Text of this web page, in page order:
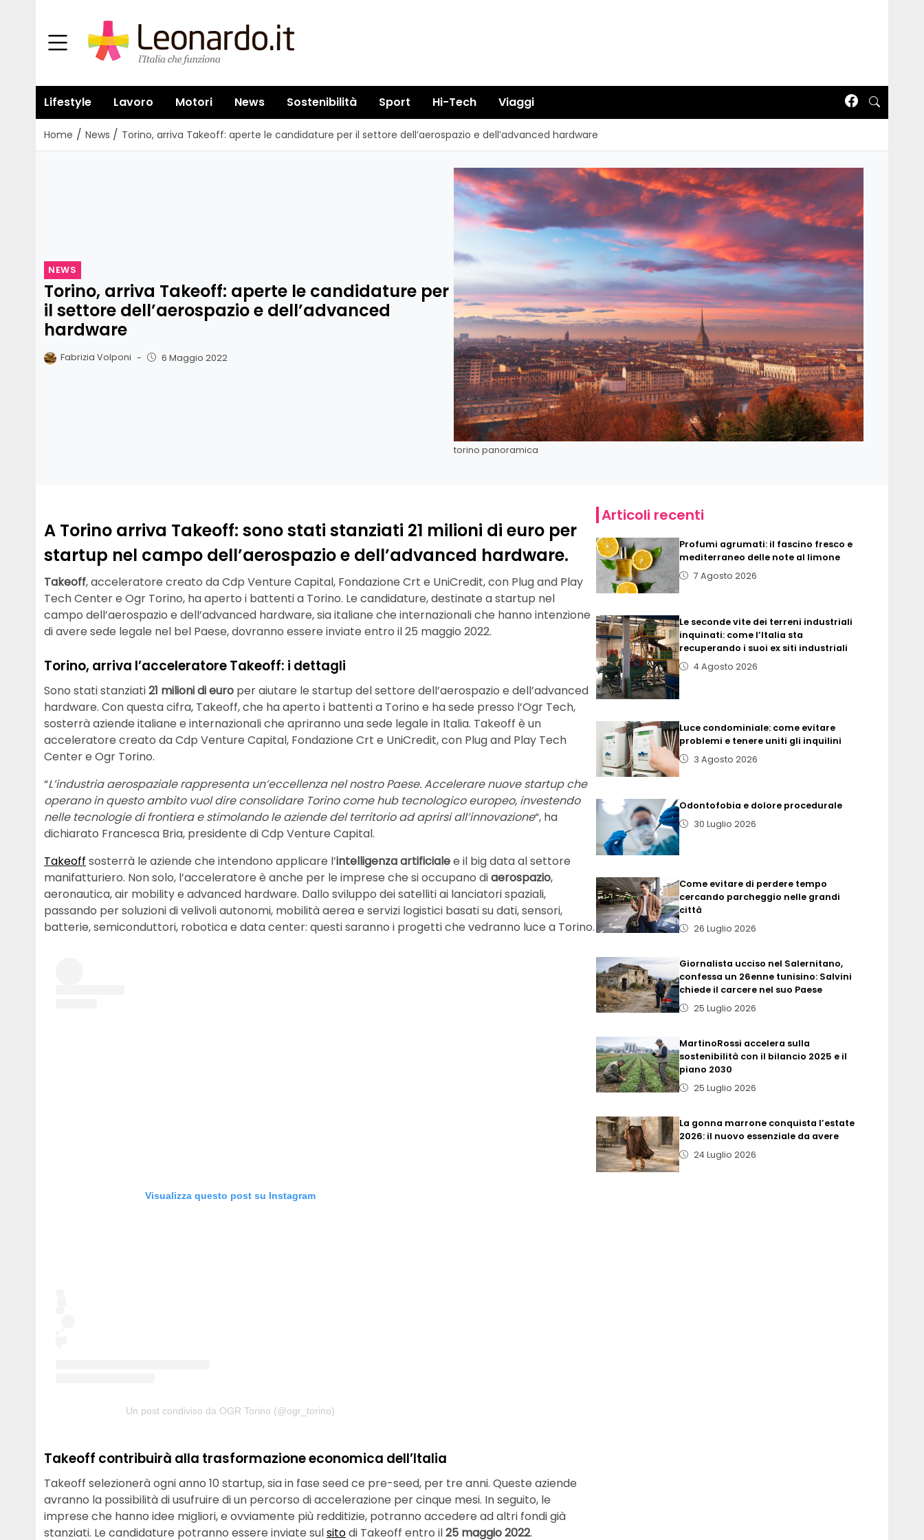
Lifestyle Lavoro Motori News Sostenibilità Sport Hi-Tech Viaggi
Home / News / Torino, arriva Takeoff: aperte le candidature per il settore dell’aerospazio e dell’advanced hardware
NEWS
Torino, arriva Takeoff: aperte le candidature per
il settore dell’aerospazio e dell’advanced
hardware
Fabrizia Volponi - 6 Maggio 2022
torino panoramica
A Torino arriva Takeoff: sono stati stanziati 21 milioni di euro per
startup nel campo dell’aerospazio e dell’advanced hardware.
Takeoff, acceleratore creato da Cdp Venture Capital, Fondazione Crt e UniCredit, con Plug and Play
Tech Center e Ogr Torino, ha aperto i battenti a Torino. Le candidature, destinate a startup nel
campo dell’aerospazio e dell’advanced hardware, sia italiane che internazionali che hanno intenzione
di avere sede legale nel bel Paese, dovranno essere inviate entro il 25 maggio 2022.
Torino, arriva l’acceleratore Takeoff: i dettagli
Sono stati stanziati21 milioni di euro per aiutare le startup del settore dell’aerospazio e dell’advanced
hardware. Con questa cifra, Takeoff, che ha aperto i battenti a Torino e ha sede presso l’Ogr Tech,
sosterrà aziende italiane e internazionali che apriranno una sede legale in Italia. Takeoff è un
acceleratore creato da Cdp Venture Capital, Fondazione Crt e UniCredit, con Plug and Play Tech
Center e Ogr Torino.
“L’industria aerospaziale rappresenta un’eccellenza nel nostro Paese. Accelerare nuove startup che
operano in questo ambito vuol dire consolidare Torino come hub tecnologico europeo, investendo
nelle tecnologie di frontiera e stimolando le aziende del territorio ad aprirsi all’innovazione“, ha
dichiarato Francesca Bria, presidente di Cdp Venture Capital.
Takeoff sosterrà le aziende che intendono applicare l’intelligenza artificialee il big data al settore
manifatturiero. Non solo, l’acceleratore è anche per le imprese che si occupano diaerospazio,
aeronautica, air mobility e advanced hardware. Dallo sviluppo dei satelliti ai lanciatori spaziali,
passando per soluzioni di velivoli autonomi, mobilità aerea e servizi logistici basati su dati, sensori,
batterie, semiconduttori, robotica e data center: questi saranno i progetti che vedranno luce a Torino.
Visualizza questo post su Instagram
Un post condiviso da OGR Torino (@ogr_torino)
Takeoff contribuirà alla trasformazione economica dell’Italia
Takeoff selezionerà ogni anno 10 startup, sia in fase seed ce pre-seed, per tre anni. Queste aziende
avranno la possibilità di usufruire di un percorso di accelerazione per cinque mesi. In seguito, le
imprese che hanno idee migliori, e ovviamente più redditizie, potranno accedere ad altri fondi già
stanziati. Le candidature potranno essere inviate sulsitodi Takeoff entro il25 maggio 2022.
Articoli recenti
Profumi agrumati: il fascino fresco e
mediterraneo delle note al limone
7 Agosto 2026
Le seconde vite dei terreni industriali
inquinati: come l’Italia sta
recuperando i suoi ex siti industriali
4 Agosto 2026
Luce condominiale: come evitare
problemi e tenere uniti gli inquilini
3 Agosto 2026
Odontofobia e dolore procedurale
30 Luglio 2026
Come evitare di perdere tempo
cercando parcheggio nelle grandi
città
26 Luglio 2026
Giornalista ucciso nel Salernitano,
confessa un 26enne tunisino: Salvini
chiede il carcere nel suo Paese
25 Luglio 2026
MartinoRossi accelera sulla
sostenibilità con il bilancio 2025 e il
piano 2030
25 Luglio 2026
La gonna marrone conquista l’estate
2026: il nuovo essenziale da avere
24 Luglio 2026